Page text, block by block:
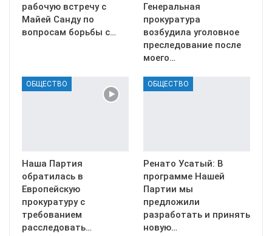
рабочую встречу с
Майей Санду по
вопросам борьбы с…
Генеральная
прокуратура
возбудила уголовное
преследование после
моего…
ОБЩЕСТВО
Наша Партия
обратилась в
Европейскую
прокуратуру с
требованием
расследовать…
ОБЩЕСТВО
Ренато Усатый: В
программе Нашей
Партии мы
предложили
разработать и принять
новую…